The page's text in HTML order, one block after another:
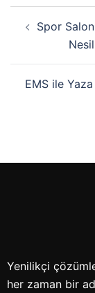
Spor
EMS ile
Yenilikçi
her zaman bir